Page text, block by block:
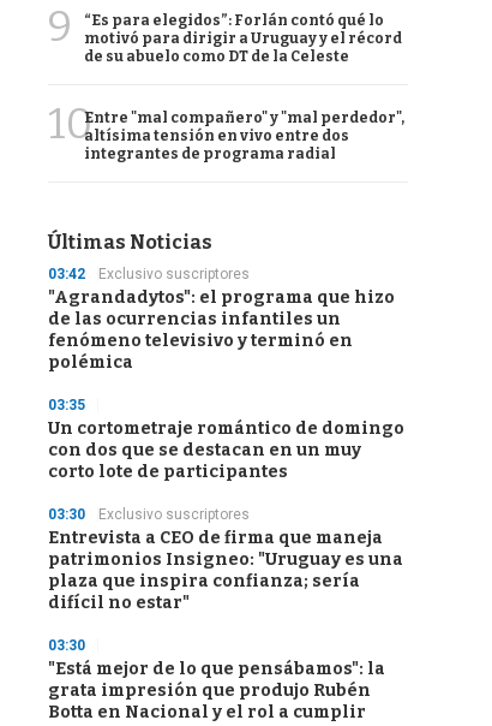
9
“Es para elegidos”: Forlán contó qué lo
motivó para dirigir a Uruguay y el récord
de su abuelo como DT de la Celeste
10Entre "mal compañero" y "mal perdedor",
altísima tensión en vivo entre dos
integrantes de programa radial
Últimas Noticias
03:42 Exclusivo suscriptores
"Agrandadytos": el programa que hizo
de las ocurrencias infantiles un
fenómeno televisivo y terminó en
polémica
03:35
Un cortometraje romántico de domingo
con dos que se destacan en un muy
corto lote de participantes
03:30 Exclusivo suscriptores
Entrevista a CEO de firma que maneja
patrimonios Insigneo: "Uruguay es una
plaza que inspira confianza; sería
difícil no estar"
03:30
"Está mejor de lo que pensábamos": la
grata impresión que produjo Rubén
Botta en Nacional y el rol a cumplir